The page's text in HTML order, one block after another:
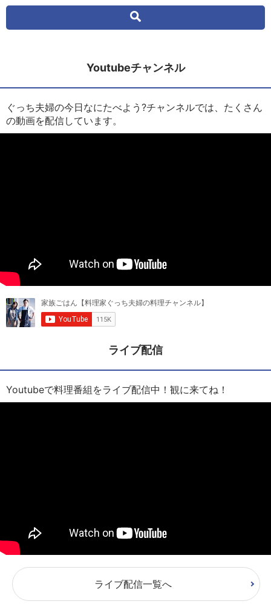
Youtubeチャンネル
ぐっち夫婦の今日なにたべよう?チャンネルでは、たくさん
の動画を配信しています。
ライブ配信
Youtubeで料理番組をライブ配信中！観に来てね！
ライブ配信一覧へ